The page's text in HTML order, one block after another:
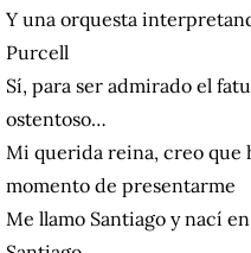
Y una orquesta
Purcell
Sí, para ser admirado el
ostentoso…
Mi querida reina, creo que
momento de presentarme
Me llamo Santiago y nací